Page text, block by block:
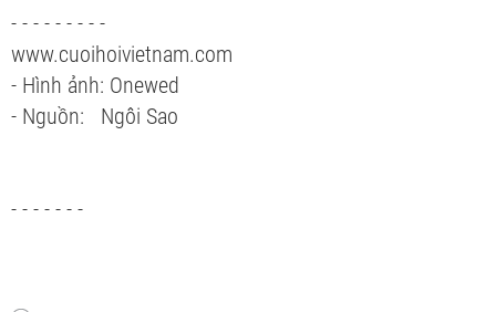
- - - - - - - - -
www.cuoihoivietnam.com
- Hình ảnh: Onewed
- Nguồn: Ngôi Sao
- - - - - - -